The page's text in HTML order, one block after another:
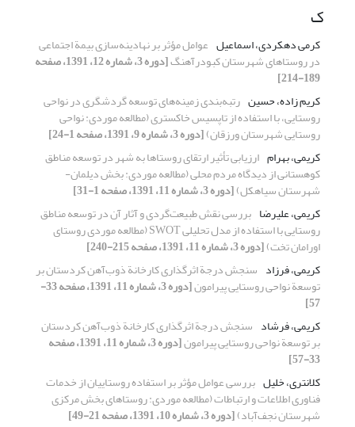
ک
کرمی دهکردی، اسماعیل عوامل مؤثر بر نهادینه‌سازی بیمة اجتماعی
در روستاهای شهرستان کبودرآهنگ [دوره 3، شماره 12، 1391، صفحه
189-214]
کریم زاده، حسین رتبه‌بندی زمینه‌های توسعه گردشگری در نواحی
روستایی، با استفاده از تاپسیس خاکستری (مطالعه موردی: نواحی
روستایی شهرستان ورزقان)[دوره 3، شماره 9، 1391، صفحه 1-24]
کریمی، بهرام ارزیابی تأثیر ارتقای روستاها به شهر در توسعه مناطق
کوهستانی از دیدگاه مردم محلی (مطالعه موردی: بخش دیلمان-
شهرستان سیاهکل)[دوره 3، شماره 11، 1391، صفحه 1-31]
کریمی، علیرضا بررسی نقش طبیعت‌گردی و آثار آن در توسعه مناطق
روستایی با استفاده از مدل تحلیلی SWOT (مطالعه موردی روستای
اورامان تخت)[دوره 3، شماره 11، 1391، صفحه 215-240]
کریمی، فرزاد سنجش درجة اثرگذاری کارخانة ذوب‌آهن کردستان بر
توسعة نواحی روستایی پیرامون [دوره 3، شماره 11، 1391، صفحه 33-
57]
کریمی، فرشاد سنجش درجة اثرگذاری کارخانة ذوب‌آهن کردستان
بر توسعة نواحی روستایی پیرامون [دوره 3، شماره 11، 1391، صفحه
33-57]
کلانتری، خلیل بررسی عوامل مؤثر بر استفاده روستاییان از خدمات
فناوری اطلاعات و ارتباطات (مطالعه موردی: روستاهای بخش مرکزی
شهرستان نجف‌آباد)[دوره 3، شماره 10، 1391، صفحه 21-49]